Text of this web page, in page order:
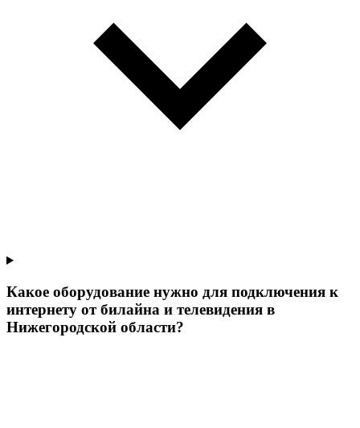
Какое оборудование нужно для подключения к
интернету от билайна и телевидения в
Нижегородской области?